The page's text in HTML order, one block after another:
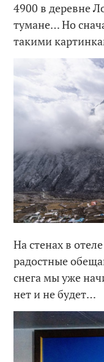
4900 в деревне
тумане… Но
такими
На стенах в
радостные
снега мы уже
нет и не будет…